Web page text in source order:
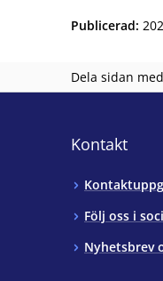
Publicerad:
Dela sidan
Kontakt
Följ oss i
Nyhetsbrev